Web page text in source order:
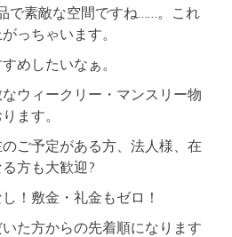
で素敵な空間ですね……。これ
っちゃいます。
めしたいなぁ。
ウィークリー・マンスリー物
ます。
ご予定がある方、法人様、在
方も大歓迎?
！敷金・礼金もゼロ！
た方からの先着順になります